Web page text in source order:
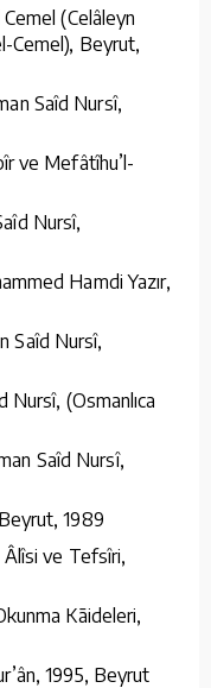
(Celâleyn
Cemel), Beyrut,
Saîd Nursî,
ve Mefâtîhu’l-
Nursî,
Hamdi Yazır,
Saîd Nursî,
Nursî, (Osmanlıca
Saîd Nursî,
1989
Âlîsi ve Tefsîri,
Kāideleri,
1995, Beyrut